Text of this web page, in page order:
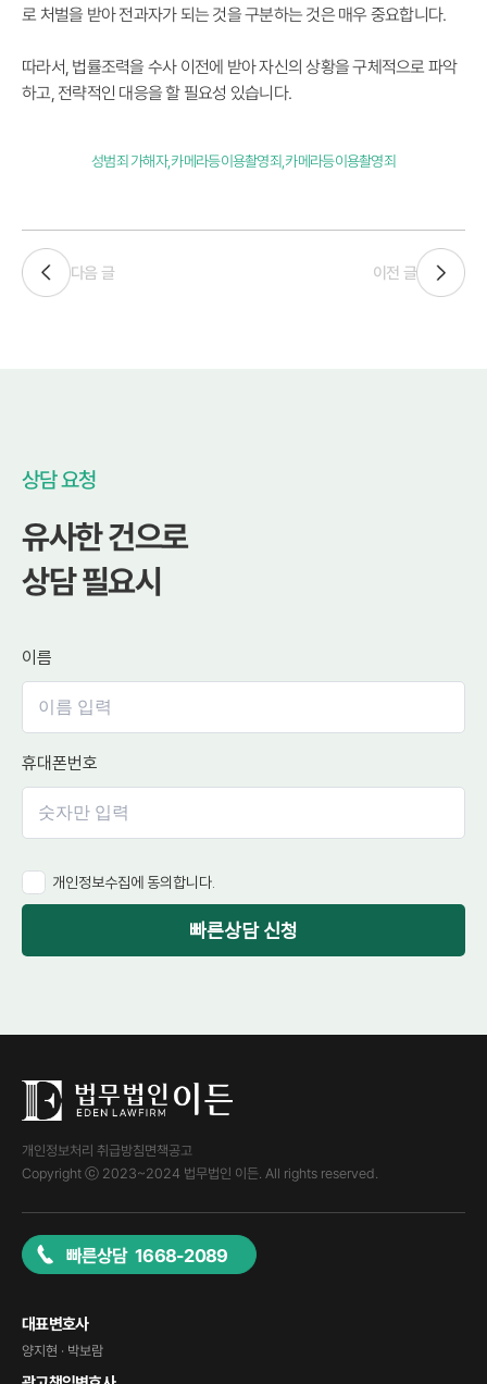
로 처벌을 받아 전과자가 되는 것을 구분하는 것은 매우 중요합니다.
따라서, 법률조력을 수사 이전에 받아 자신의 상황을 구체적으로 파악
하고, 전략적인 대응을 할 필요성 있습니다.
성범죄 가해자,카메라등이용촬영죄,카메라등이용촬영죄
다음 글 이전 글
상담 요청
유사한 건으로
상담 필요시
이름
휴대폰번호
개인정보수집에 동의합니다.
빠른상담 신청
개인정보처리 취급방침면책공고
Copyright ⓒ 2023~2024 법무법인 이든. All rights reserved.
빠른상담 1668-2089
대표변호사
양지현 · 박보람